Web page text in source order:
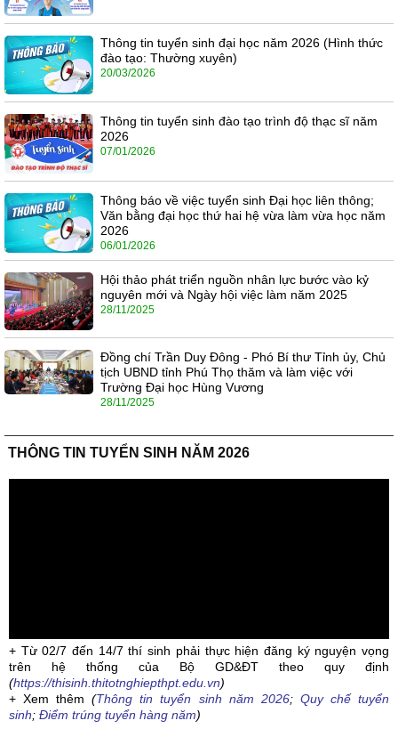
Thông tin tuyển sinh đại học năm 2026 (Hình thức
đào tạo: Thường xuyên)
20/03/2026
Thông tin tuyển sinh đào tạo trình độ thạc sĩ năm
2026
07/01/2026
Thông báo về việc tuyển sinh Đại học liên thông;
Văn bằng đại học thứ hai hệ vừa làm vừa học năm
2026
06/01/2026
Hội thảo phát triển nguồn nhân lực bước vào kỷ
nguyên mới và Ngày hội việc làm năm 2025
28/11/2025
Đồng chí Trần Duy Đông - Phó Bí thư Tỉnh ủy, Chủ
tịch UBND tỉnh Phú Thọ thăm và làm việc với
Trường Đại học Hùng Vương
28/11/2025
THÔNG TIN TUYỂN SINH NĂM 2026
+ Từ 02/7 đến 14/7 thí sinh phải thực hiện đăng ký nguyện vọng
trên hệ thống của Bộ GD&ĐT theo quy định
(https://thisinh.thitotnghiepthpt.edu.vn)
+ Xem thêm(Thông tin tuyển sinh năm 2026; Quy chế tuyển
sinh; Điểm trúng tuyển hàng năm)